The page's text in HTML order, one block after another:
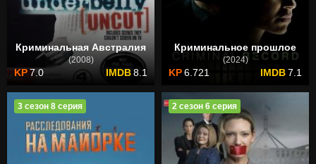
Криминальная Австралия
(2008)
7.0 8.1
Криминальное прошлое
(2024)
6.721 7.1
3 сезон 8 серия 2 сезон 6 серия